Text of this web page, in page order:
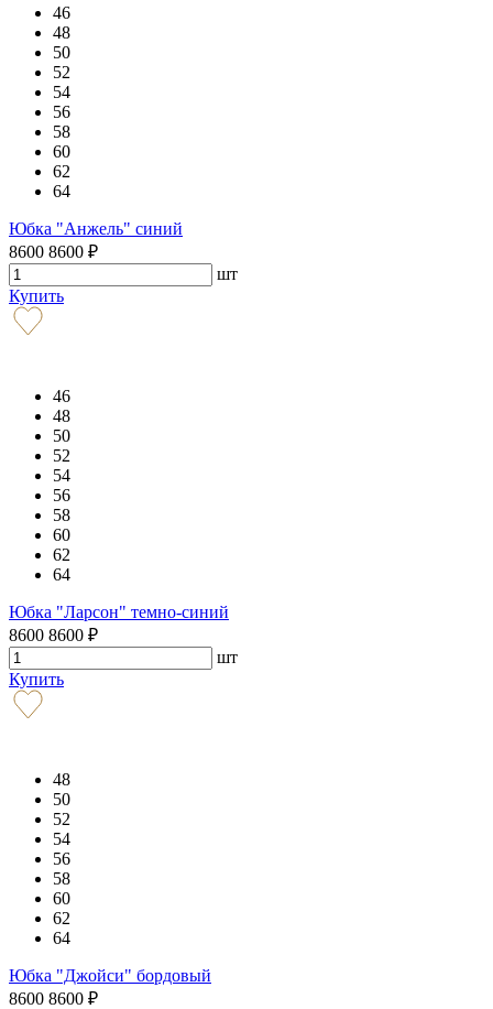
46
48
50
52
54
56
58
60
62
64
Юбка "Анжель" синий
8600 8600 ₽
шт
Купить
46
48
50
52
54
56
58
60
62
64
Юбка "Ларсон" темно-синий
8600 8600 ₽
шт
Купить
48
50
52
54
56
58
60
62
64
Юбка "Джойси" бордовый
8600 8600 ₽